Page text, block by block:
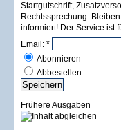
Startgutschrift,
Rechtssprechung. Bleiben
informiert! Der Service ist
Email: *
Abonnieren
Abbestellen
Frühere Ausgaben